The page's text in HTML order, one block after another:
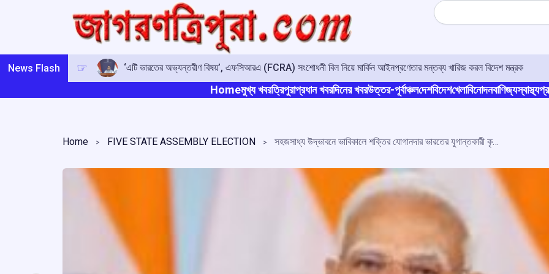
Search
News Flash ‘এটি ভারতের অভ্যন্তরীণ বিষয়’, এফসিআরএ (FCRA) সংশোধনী বিল নিয়ে মার্কিন আইনপ্রণেতার মন্তব্য খারিজ করল বিদেশ মন্ত্রক
Homeমুখ্য খবরত্রিপুরাপ্রধান খবরদিনের খবরউত্তর-পূর্বাঞ্চলদেশবিদেশখেলাবিনোদনবাণিজ্যস্বাস্থ্য
Home FIVE STATE ASSEMBLY ELECTION